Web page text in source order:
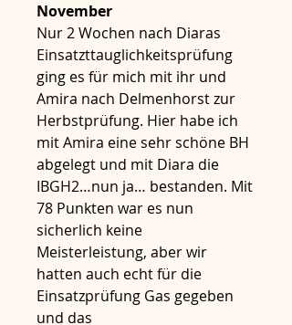
November
Nur 2 Wochen nach Diaras
Einsatzttauglichkeitsprüfung
ging es für mich mit ihr und
Amira nach Delmenhorst zur
Herbstprüfung. Hier habe ich
mit Amira eine sehr schöne BH
abgelegt und mit Diara die
IBGH2…nun ja… bestanden. Mit
78 Punkten war es nun
sicherlich keine
Meisterleistung, aber wir
hatten auch echt für die
Einsatzprüfung Gas gegeben
und das